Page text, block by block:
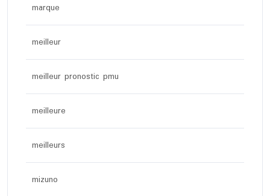
marque
meilleur
meilleur pronostic pmu
meilleure
meilleurs
mizuno